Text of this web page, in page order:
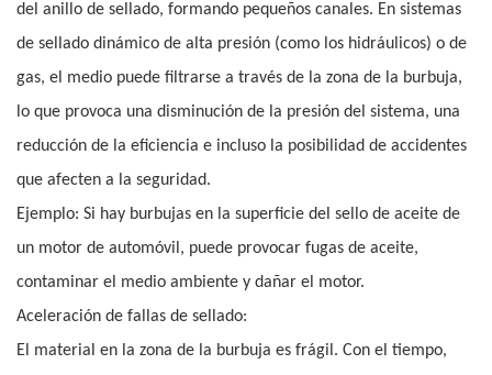
del anillo de sellado, formando pequeños canales. En sistemas
de sellado dinámico de alta presión (como los hidráulicos) o de
gas, el medio puede filtrarse a través de la zona de la burbuja,
lo que provoca una disminución de la presión del sistema, una
reducción de la eficiencia e incluso la posibilidad de accidentes
que afecten a la seguridad.
Ejemplo: Si hay burbujas en la superficie del sello de aceite de
un motor de automóvil, puede provocar fugas de aceite,
contaminar el medio ambiente y dañar el motor.
Aceleración de fallas de sellado:
El material en la zona de la burbuja es frágil. Con el tiempo,